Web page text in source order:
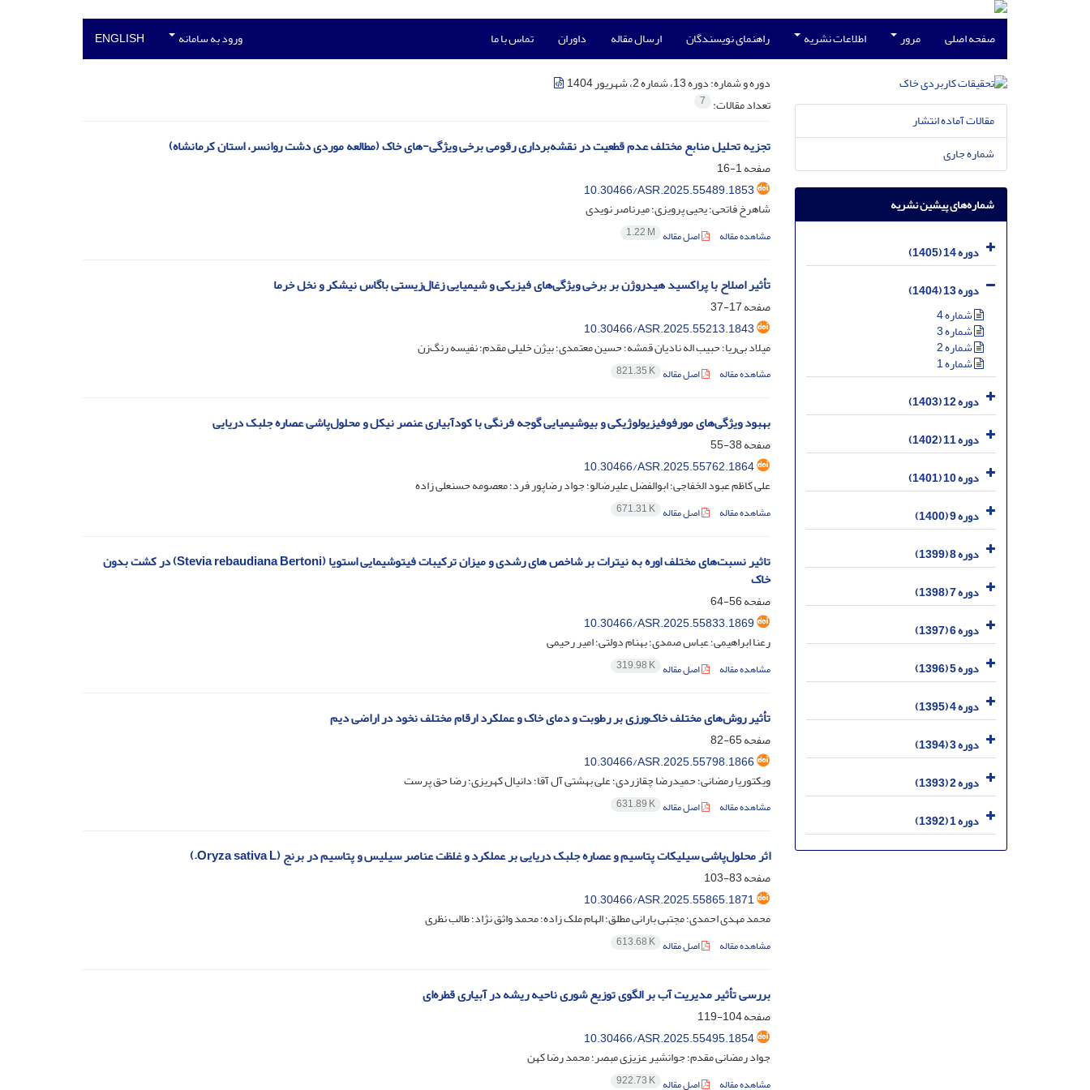
صفحه اصلی مرور اطلاعات نشریه راهنمای نویسندگان ارسال مقاله داوران تماس با ما ورود به سامانه ENGLISH
دوره و شماره:دوره 13، شماره 2، شهریور 1404
تعداد مقالات: 7
تجزیه تحلیل منابع مختلف عدم قطعیت در نقشه‌برداری رقومی برخی ویژگی-های خاک (مطالعه موردی دشت روانسر، استان کرمانشاه)
صفحه1-16
10.30466/ASR.2025.55489.1853
شاهرخ فاتحی؛ یحیی پرویزی؛ میرناصر نویدی
مشاهده مقاله اصل مقاله 1.22 M
تأثیر اصلاح با پراکسید هیدروژن بر برخی ویژگی‌های فیزیکی و شیمیایی زغال‌زیستی باگاس نیشکر و نخل خرما
صفحه17-37
10.30466/ASR.2025.55213.1843
میلاد بی‌ریا؛ حبیب اله نادیان قمشه؛ حسین معتمدی؛ بیژن خلیلی مقدم؛ نفیسه رنگ‌زن
مشاهده مقاله اصل مقاله 821.35 K
بهبود ویژگی‌های مورفوفیزیولوژیکی و بیوشیمیایی گوجه فرنگی با کودآبیاری عنصر نیکل و محلول‌پاشی عصاره جلبک دریایی
صفحه38-55
10.30466/ASR.2025.55762.1864
علی کاظم عبود الخفاجی؛ ابوالفضل علیرضالو؛ جواد رضاپور فرد؛ معصومه حسنعلی زاده
مشاهده مقاله اصل مقاله 671.31 K
تاثیر نسبت‌های مختلف اوره به نیترات بر شاخص های رشدی و میزان ترکیبات فیتوشیمایی استویا (Stevia rebaudiana Bertoni) در کشت بدون
خاک
صفحه56-64
10.30466/ASR.2025.55833.1869
رعنا ابراهیمی؛ عباس صمدی؛ بهنام دولتی؛ امیر رحیمی
مشاهده مقاله اصل مقاله 319.98 K
تأثیر روش‌های مختلف خاک‌ورزی بر رطوبت و دمای خاک و عملکرد ارقام مختلف نخود در اراضی دیم
صفحه65-82
10.30466/ASR.2025.55798.1866
ویکتوریا رمضانی؛ حمیدرضا چقازردی؛ علی بهشتی آل آقا؛ دانیال کهریزی؛ رضا حق پرست
مشاهده مقاله اصل مقاله 631.89 K
اثر محلول‌پاشی سیلیکات پتاسیم و عصاره جلبک دریایی بر عملکرد و غلظت عناصر سیلیس و پتاسیم در برنج (Oryza sativa L.)
صفحه83-103
10.30466/ASR.2025.55865.1871
محمد مهدی احمدی؛ مجتبی بارانی مطلق؛ الهام ملک زاده؛ محمد واثق نژاد؛ طالب نظری
مشاهده مقاله اصل مقاله 613.68 K
بررسی تأثیر مدیریت آب بر الگوی توزیع شوری ناحیه ریشه در آبیاری قطره‌ای
صفحه104-119
10.30466/ASR.2025.55495.1854
جواد رمضانی مقدم؛ جوانشیر عزیزی مبصر؛ محمد رضا کهن
مشاهده مقاله اصل مقاله 922.73 K
مقالات آماده انتشار
شماره جاری
شماره‌های پیشین نشریه
دوره 14 (1405)
دوره 13 (1404)
شماره 4
شماره 3
شماره 2
شماره 1
دوره 12 (1403)
دوره 11 (1402)
دوره 10 (1401)
دوره 9 (1400)
دوره 8 (1399)
دوره 7 (1398)
دوره 6 (1397)
دوره 5 (1396)
دوره 4 (1395)
دوره 3 (1394)
دوره 2 (1393)
دوره 1 (1392)